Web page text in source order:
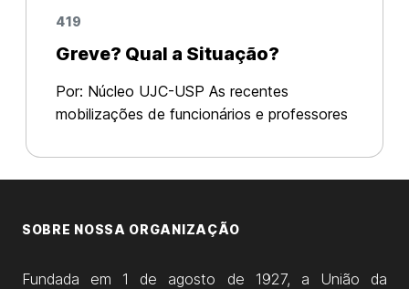
419
Greve? Qual a Situação?
Por: Núcleo UJC-USP As recentes
mobilizações de funcionários e professores
um debate sobre a possibilidade de greve
na universidade. O que acontece é que as
SOBRE NOSSA ORGANIZAÇÃO
Fundada em 1 de agosto de 1927, a União da